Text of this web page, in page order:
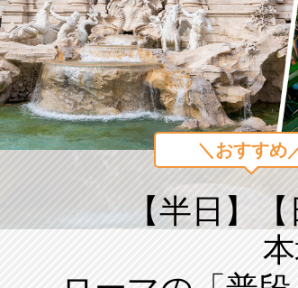
【半日】
＼おすすめ